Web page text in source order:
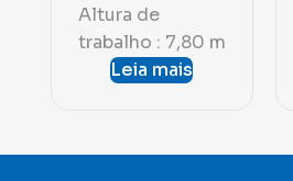
Altura de
trabalho : 7,80 m
Leia mais